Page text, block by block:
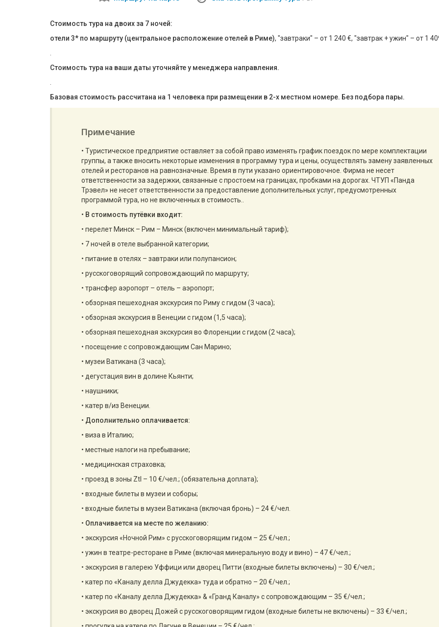
Стоимость тура на двоих за 7 ночей:
отели 3* по маршруту (центральное расположение отелей в Риме), "завтраки" – от 1 240 €, "завтрак + ужин" – от 1
Стоимость тура на ваши даты уточняйте у менеджера направления.
Базовая стоимость рассчитана на 1 человека при размещении в 2-х местном номере. Без подбора пары.
Примечание
• Туристическое предприятие оставляет за собой право изменять график поездок по мере комплектации
группы, а также вносить некоторые изменения в программу тура и цены, осуществлять замену заявленных
отелей и ресторанов на равнозначные. Время в пути указано ориентировочное. Фирма не несет
ответственности за задержки, связанные с простоем на границах, пробками на дорогах. ЧТУП «Панда
Трэвел» не несет ответственности за предоставление дополнительных услуг, предусмотренных
программой тура, но не включенных в стоимость..
• В стоимость путёвки входит:
• перелет Минск – Рим – Минск (включен минимальный тариф);
• 7 ночей в отеле выбранной категории;
• питание в отелях – завтраки или полупансион;
• русскоговорящий сопровождающий по маршруту;
• трансфер аэропорт – отель – аэропорт;
• обзорная пешеходная экскурсия по Риму с гидом (3 часа);
• обзорная экскурсия в Венеции с гидом (1,5 часа);
• обзорная пешеходная экскурсия во Флоренции с гидом (2 часа);
• посещение с сопровождающим Сан Марино;
• музеи Ватикана (3 часа);
• дегустация вин в долине Кьянти;
• наушники;
• катер в/из Венеции.
• Дополнительно оплачивается:
• виза в Италию;
• местные налоги на пребывание;
• медицинская страховка;
• проезд в зоны Ztl – 10 €/чел.; (обязательна доплата);
• входные билеты в музеи и соборы;
• входные билеты в музеи Ватикана (включая бронь) – 24 €/чел.
• Оплачивается на месте по желанию:
• экскурсия «Ночной Рим» с русскоговорящим гидом – 25 €/чел.;
• ужин в театре-ресторане в Риме (включая минеральную воду и вино) – 47 €/чел.;
• экскурсия в галерею Уффици или дворец Питти (входные билеты включены) – 30 €/чел.;
• катер по «Каналу делла Джудекка» туда и обратно – 20 €/чел.;
• катер по «Каналу делла Джудекка» & «Гранд Каналу» с сопровождающим – 35 €/чел.;
• экскурсия во дворец Дожей с русскоговорящим гидом (входные билеты не включены) – 33 €/чел.;